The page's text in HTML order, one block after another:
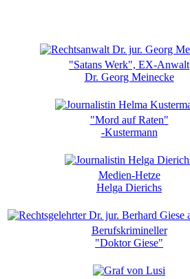
"Satans Werk", EX-Anwalt
Dr. Georg Meinecke
"Mord auf Raten"
-Kustermann
Medien-Hetze
Helga Dierichs
Berufskrimineller
"Doktor Giese"